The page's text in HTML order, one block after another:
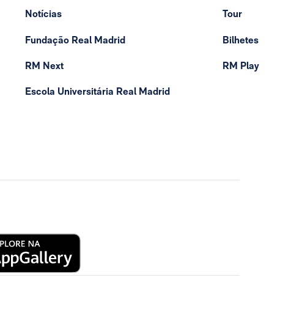
Notícias
Fundação Real Madrid
RM Next
Escola Universitária Real Madrid
Tour
Bilhetes
RM Play